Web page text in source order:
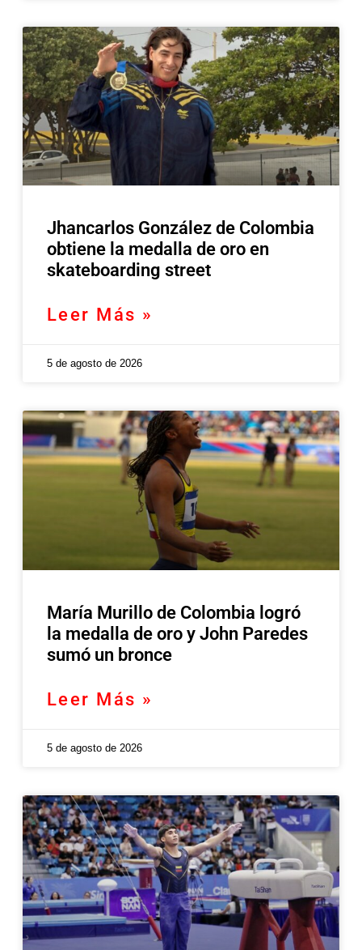
Jhancarlos González de Colombia
obtiene la medalla de oro en
skateboarding street
Leer Más »
5 de agosto de 2026
María Murillo de Colombia logró
la medalla de oro y John Paredes
sumó un bronce
Leer Más »
5 de agosto de 2026